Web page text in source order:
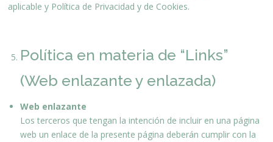
aplicable y Política de Privacidad y de Cookies.
Política en materia de “Links”
(Web enlazante y enlazada)
Web enlazante
Los terceros que tengan la intención de incluir en una página
web un enlace de la presente página deberán cumplir con la